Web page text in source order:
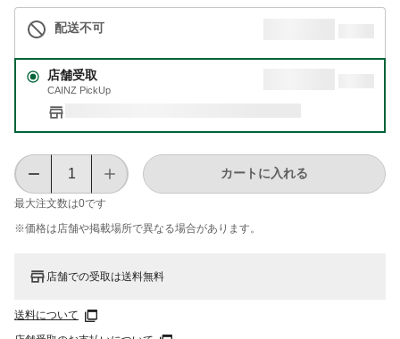
配送不可
店舗受取
CAINZ PickUp
最大注文数は0です
カートに入れる
※価格は​店舗や​掲載場所で​異なる​場合が​あります。
店舗での受取は送料無料
送料について